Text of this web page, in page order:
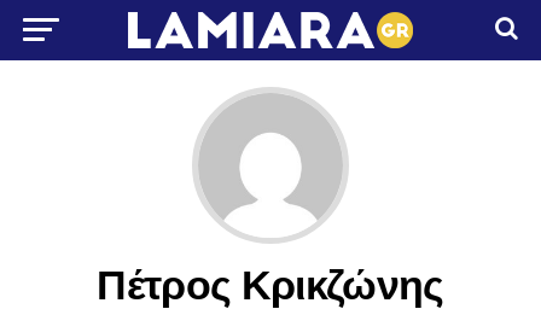
Πέτρος Κρικζώνης